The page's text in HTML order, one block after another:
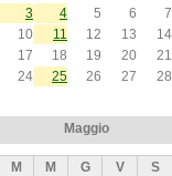
3 4 5 6
7
10 11 12 13
14
17 18 19 20
21
24 25 26 27 28
Maggio
M M G V
S